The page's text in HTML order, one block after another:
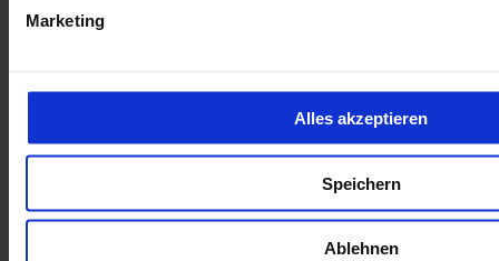
Marketing
Alles akzeptieren
Speichern
Ablehnen
opel-de004523
Citroen C3 Feel Navi LED Klimaautom PDC Kamera DAB
Keyless Start Totwinkelassistent Spurhalteass.
8.680 €
Kilometer Anzahl74.211 km
Erstzulassung05/2017